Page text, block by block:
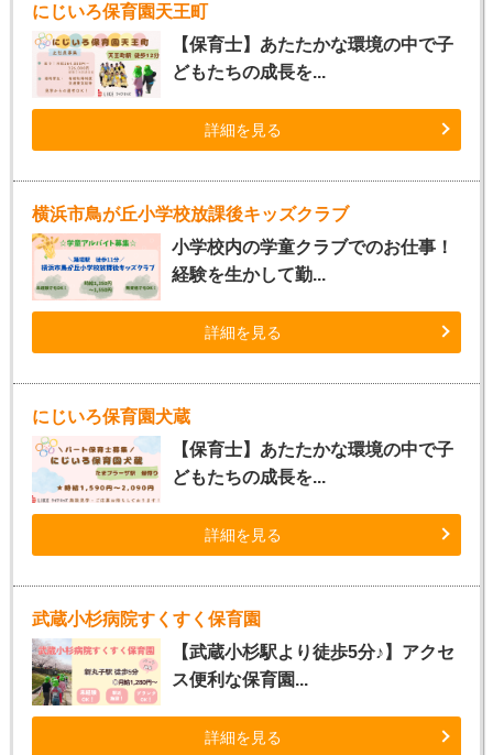
にじいろ保育園天王町
【保育士】あたたかな環境の中で子
どもたちの成長を...
詳細を見る
横浜市鳥が丘小学校放課後キッズクラブ
小学校内の学童クラブでのお仕事！
経験を生かして勤...
詳細を見る
にじいろ保育園犬蔵
【保育士】あたたかな環境の中で子
どもたちの成長を...
詳細を見る
武蔵小杉病院すくすく保育園
【武蔵小杉駅より徒歩5分♪】アクセ
ス便利な保育園...
詳細を見る